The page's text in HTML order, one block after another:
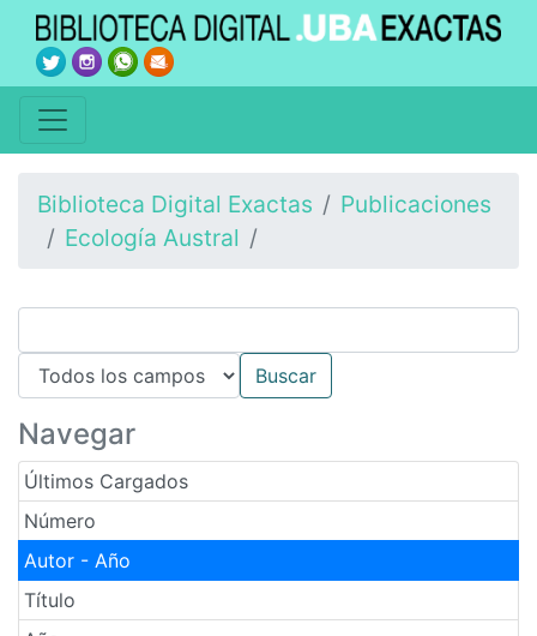
Biblioteca Digital Exactas
Publicaciones
Ecología Austral
Navegar
Últimos Cargados
Número
Autor - Año
Título